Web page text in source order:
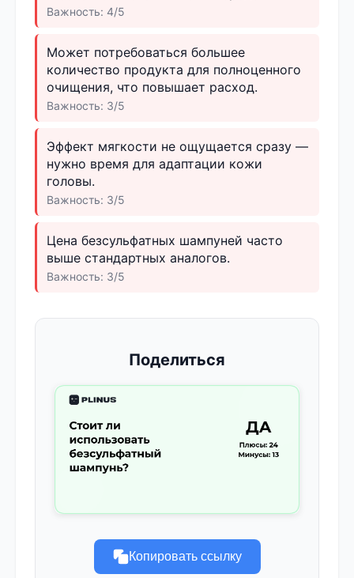
Важность: 4/5
Может потребоваться большее
количество продукта для полноценного
очищения, что повышает расход.
Важность: 3/5
Эффект мягкости не ощущается сразу —
нужно время для адаптации кожи
головы.
Важность: 3/5
Цена безсульфатных шампуней часто
выше стандартных аналогов.
Важность: 3/5
Поделиться
Копировать ссылку